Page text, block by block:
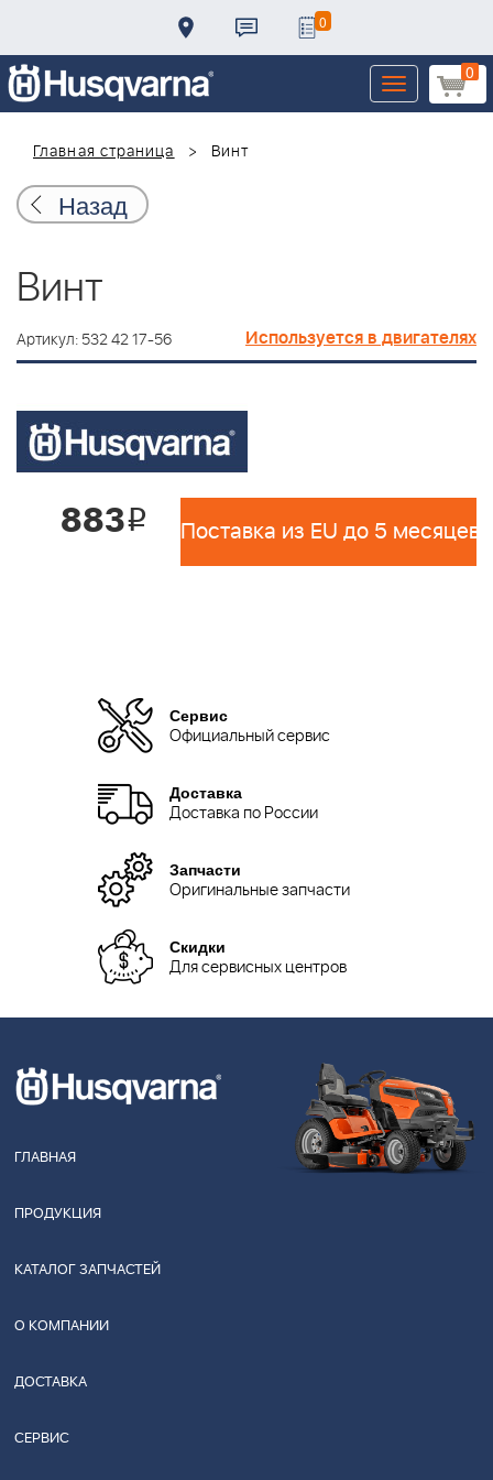
0
0
Toggle
navigation
Главная страница
Винт
Назад
Винт
Артикул: 532 42 17-56 Используется в двигателях
883i Поставка из EU до 5 месяцев
Сервис
Официальный сервис
Доставка
Доставка по России
Запчасти
Оригинальные запчасти
Скидки
Для сервисных центров
ГЛАВНАЯ
ПРОДУКЦИЯ
КАТАЛОГ ЗАПЧАСТЕЙ
О КОМПАНИИ
ДОСТАВКА
СЕРВИС